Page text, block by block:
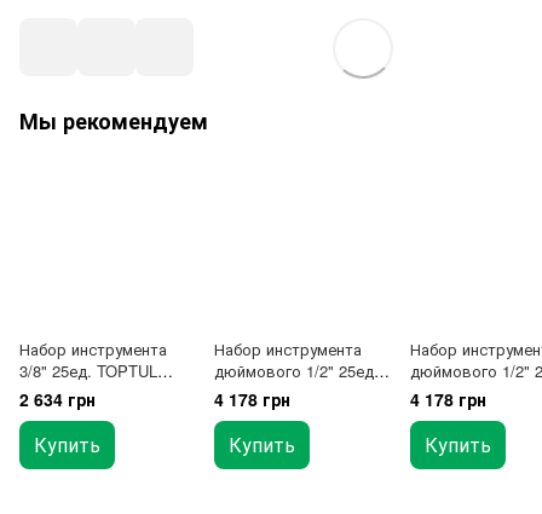
Мы рекомендуем
Набор инструмента
3/8" 25ед. TOPTUL
GCAD2501
2 634 грн
Купить
Набор инструмента
дюймового 1/2" 25ед.
TOPTUL GCAD2513
4 178 грн
Купить
Набор
дюймового 1/2"
(12-гр.) TOPTUL
GCAD2514
4 178 грн
Купить